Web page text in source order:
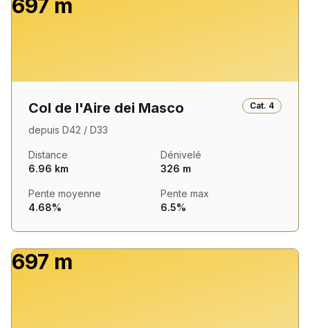
697 m
Col de l'Aire dei Masco Cat. 4
depuis D42 / D33
Distance
6.96 km
Dénivelé
326 m
Pente moyenne
4.68%
Pente max
6.5%
697 m